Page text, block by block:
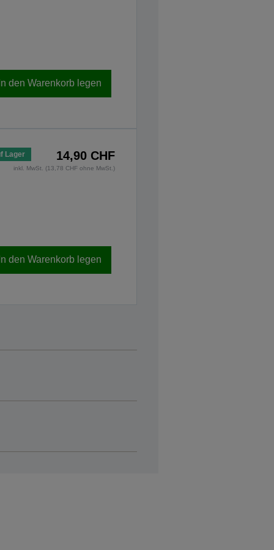
In den Warenkorb legen
Lager 14,90 CHF
inkl. MwSt. (13,78 CHF ohne MwSt.)
In den Warenkorb legen